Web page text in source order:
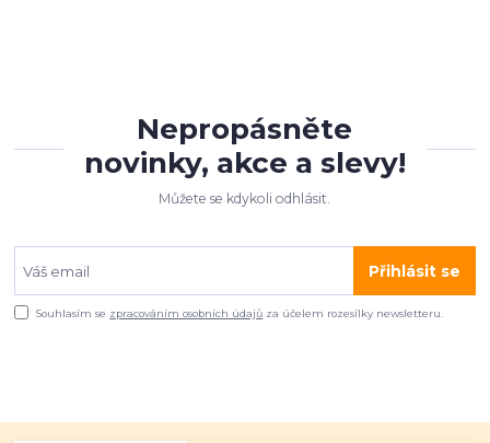
Nepropásněte
novinky, akce a slevy!
Můžete se kdykoli odhlásit.
Přihlásit se
Souhlasím se zpracováním osobních údajů za účelem rozesílky newsletteru.